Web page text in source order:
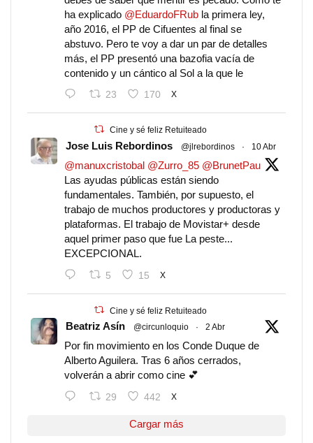
ha explicado @EduardoFRubla primera ley,
año 2016, el PP de Cifuentes al final se
abstuvo. Pero te voy a dar un par de detalles
más, el PP presentó una bazofia vacía de
contenido y un cántico al Sol a la que le
23 170 X
Cine y sé feliz Retuiteado
Jose Luis Rebordinos @jlrebordinos · 10 Abr
@manuxcristobal @Zurro_85 @BrunetPau
Las ayudas públicas están siendo
fundamentales. También, por supuesto, el
trabajo de muchos productores y productoras y
plataformas. El trabajo de Movistar+ desde
aquel primer paso que fue La peste...
EXCEPCIONAL.
5 15 X
Cine y sé feliz Retuiteado
Beatriz Asín @circunloquio · 2 Abr
Por fin movimiento en los Conde Duque de
Alberto Aguilera. Tras 6 años cerrados,
volverán a abrir como cine 💕
29 442 X
Cargar más